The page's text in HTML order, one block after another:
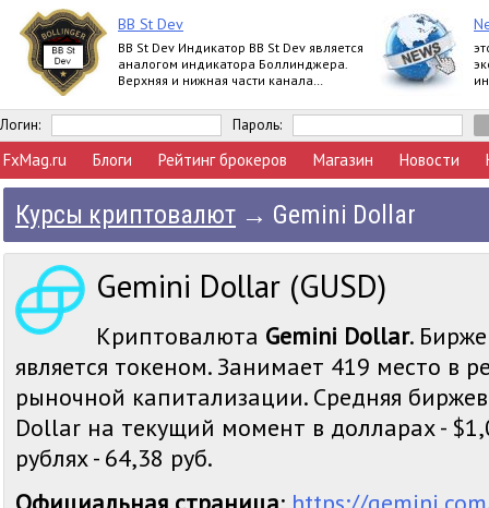
BB St Dev
BB St Dev Индикатор BB St Dev является
аналогом индикатора Боллинджера.
Верхняя и нижная части канала
помощи iStd
Логин: Пароль:
FxMag.ru Блоги Рейтинг брокеров Магазин Новости
Курсы криптовалют → Gemini Dollar
Gemini Dollar (GUSD)
Криптовалюта Gemini Dollar.
является токеном. Занимает 419 место в
рыночной капитализации. Средняя
Dollar на текущий момент в долларах -
рублях - 64,38 руб.